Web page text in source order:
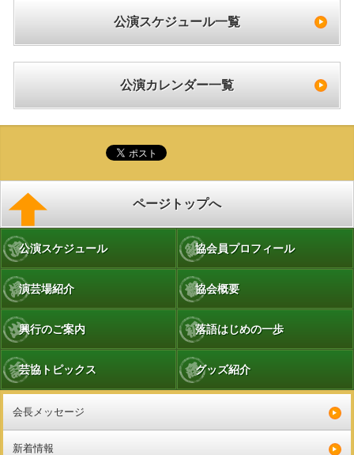
公演スケジュール一覧
公演カレンダー一覧
ページトップへ
公演スケジュール 協会員プロフィール
演芸場紹介 協会概要
興行のご案内 落語はじめの一歩
芸協トピックス グッズ紹介
会長メッセージ
新着情報